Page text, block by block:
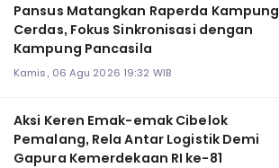
Pansus Matangkan Raperda Kampung
Cerdas, Fokus Sinkronisasi dengan
Kampung Pancasila
Kamis, 06 Agu 2026 19:32 WIB
Aksi Keren Emak-emak Cibelok
Pemalang, Rela Antar Logistik Demi
Gapura Kemerdekaan RI ke-81